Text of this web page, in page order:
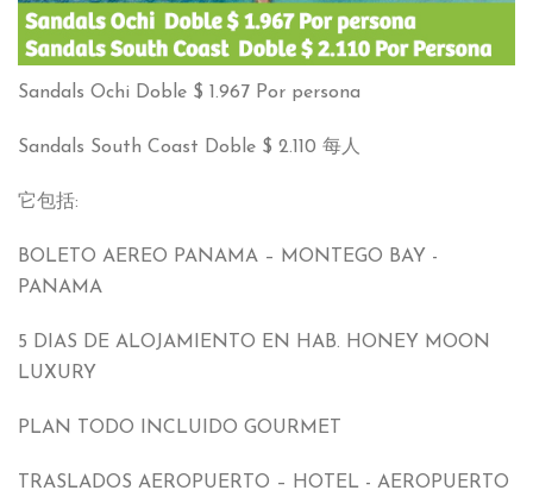
Sandals Ochi Doble $ 1.967 Por persona
Sandals South Coast Doble $ 2.110 每人
它包括:
BOLETO AEREO PANAMA – MONTEGO BAY -
PANAMA
5 DIAS DE ALOJAMIENTO EN HAB. HONEY MOON
LUXURY
PLAN TODO INCLUIDO GOURMET
TRASLADOS AEROPUERTO – HOTEL - AEROPUERTO